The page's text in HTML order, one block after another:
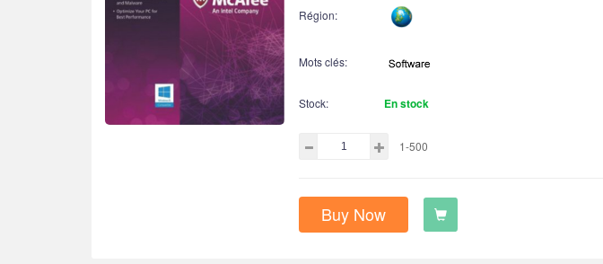
Région:
Mots clés:
Stock: En stock
1-500
Buy Now